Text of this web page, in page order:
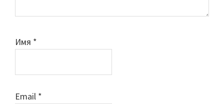
Имя *
Email *